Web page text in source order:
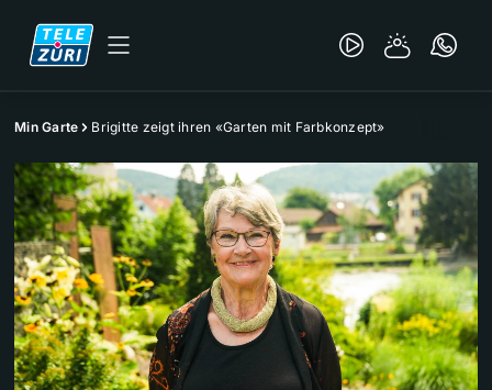
Min Garte Brigitte zeigt ihren «Garten mit Farbkonzept»